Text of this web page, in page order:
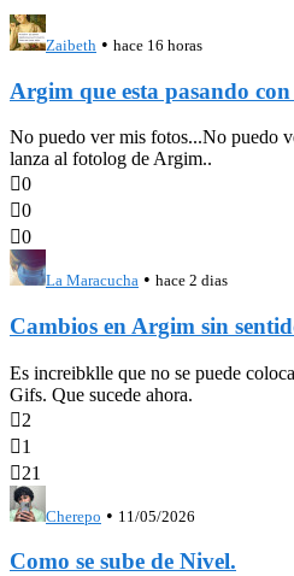
Zaibeth • hace 16 horas
Argim que esta pasando
No puedo ver mis fotos...No puedo
lanza al fotolog de Argim..
0
0
0
La Maracucha • hace 2 dias
Cambios en Argim sin
Es increibklle que no se puede
Gifs. Que sucede ahora.
2
1
21
Cherepo • 11/05/2026
Como se sube de Nivel.